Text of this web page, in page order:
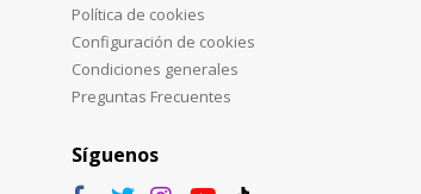
Política de cookies
Configuración de cookies
Condiciones generales
Preguntas Frecuentes
Síguenos